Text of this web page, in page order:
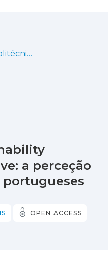
IPC - Instituto Politécnico de Coimbra
a perceção
OPEN ACCESS